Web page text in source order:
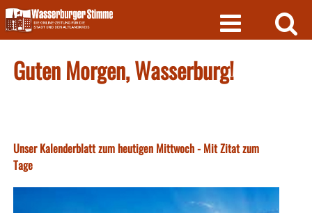
Skip
to
content
Guten Morgen, Wasserburg!
Unser Kalenderblatt zum heutigen Mittwoch - Mit Zitat zum
Tage